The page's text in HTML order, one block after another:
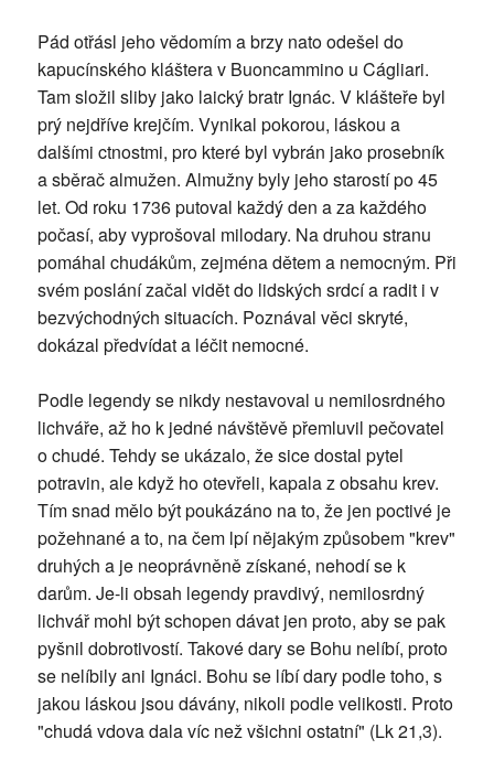
Pád otřásl jeho vědomím a brzy nato odešel do
kapucínského kláštera v Buoncammino u Cágliari.
Tam složil sliby jako laický bratr Ignác. V klášteře byl
prý nejdříve krejčím. Vynikal pokorou, láskou a
dalšími ctnostmi, pro které byl vybrán jako prosebník
a sběrač almužen. Almužny byly jeho starostí po 45
let. Od roku 1736 putoval každý den a za každého
počasí, aby vyprošoval milodary. Na druhou stranu
pomáhal chudákům, zejména dětem a nemocným. Při
svém poslání začal vidět do lidských srdcí a radit i v
bezvýchodných situacích. Poznával věci skryté,
dokázal předvídat a léčit nemocné.
Podle legendy se nikdy nestavoval u nemilosrdného
lichváře, až ho k jedné návštěvě přemluvil pečovatel
o chudé. Tehdy se ukázalo, že sice dostal pytel
potravin, ale když ho otevřeli, kapala z obsahu krev.
Tím snad mělo být poukázáno na to, že jen poctivé je
požehnané a to, na čem lpí nějakým způsobem "krev"
druhých a je neoprávněně získané, nehodí se k
darům. Je-li obsah legendy pravdivý, nemilosrdný
lichvář mohl být schopen dávat jen proto, aby se pak
pyšnil dobrotivostí. Takové dary se Bohu nelíbí, proto
se nelíbily ani Ignáci. Bohu se líbí dary podle toho, s
jakou láskou jsou dávány, nikoli podle velikosti. Proto
"chudá vdova dala víc než všichni ostatní" (Lk 21,3).